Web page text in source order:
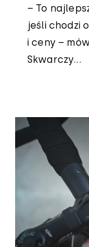
– To
jeśli chodzi
i ceny –
Skwarczy...